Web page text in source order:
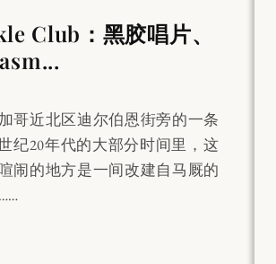
Club：黑胶唱片、
哥近北区迪尔伯恩街旁的一条
纪20年代的大部分时间里，这
闹的地方是一间改建自马厩的